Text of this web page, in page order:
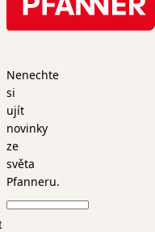
Nenechte
si
ujít
novinky
ze
světa
Pfanneru.